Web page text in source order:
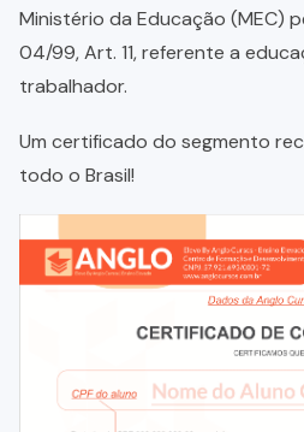
Ministério da Educação (MEC)
04/99, Art. 11, referente a
trabalhador.
Um certificado do segmento
todo o Brasil!